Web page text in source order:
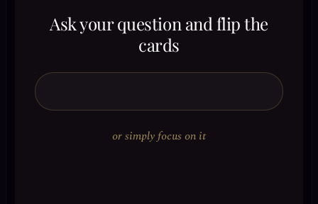
Ask your question and flip the
cards
or simply focus on it